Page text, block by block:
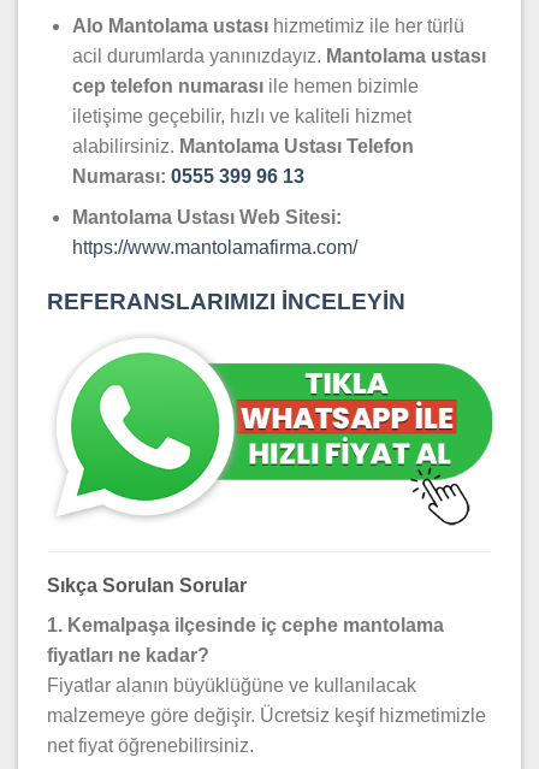
Alo Mantolama ustasıhizmetimiz ile her türlü
acil durumlarda yanınızdayız. Mantolama ustası
cep telefon numarasıile hemen bizimle
iletişime geçebilir, hızlı ve kaliteli hizmet
alabilirsiniz. Mantolama Ustası Telefon
Numarası: 0555 399 96 13
Mantolama Ustası Web Sitesi:
https://www.mantolamafirma.com/
REFERANSLARIMIZI İNCELEYİN
Sıkça Sorulan Sorular
1. Kemalpaşa ilçesinde iç cephe mantolama
fiyatları ne kadar?
Fiyatlar alanın büyüklüğüne ve kullanılacak
malzemeye göre değişir. Ücretsiz keşif hizmetimizle
net fiyat öğrenebilirsiniz.